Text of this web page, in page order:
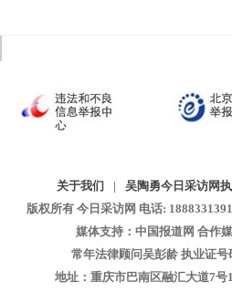
关于我们 |
吴陶勇今日采访网
版权所有 今日采访网 电话:
媒体支持：中国报道网 合作
常年法律顾问吴彭龄 执业证
地址：重庆市巴南区融汇大道7号